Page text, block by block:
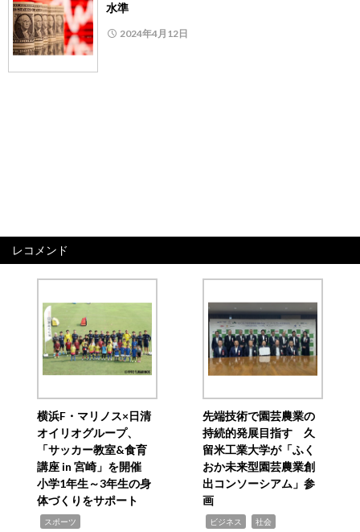
水準
2024年4月12日
レコメンド
横浜F・マリノス×日清
オイリオグループ、
「サッカー教室&食育
講座 in 宮崎」を開催
小学1年生～3年生の身
体づくりをサポート
スポーツ
先端技術で園芸農業の
持続的発展目指す 久
留米工業大学が「ふく
おか未来型園芸農業創
出コンソーシアム」参
画
ビジネス 社会